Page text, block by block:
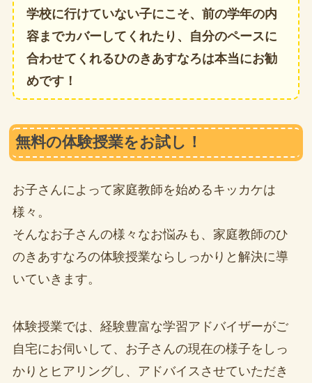
学校に行けていない子にこそ、前の学年の内
容までカバーしてくれたり、自分のペースに
合わせてくれるひのきあすなろは本当にお勧
めです！
無料の体験授業をお試し！
お子さんによって家庭教師を始めるキッカケは
様々。
そんなお子さんの様々なお悩みも、家庭教師のひ
のきあすなろの体験授業ならしっかりと解決に導
いていきます。
体験授業では、経験豊富な学習アドバイザーがご
自宅にお伺いして、お子さんの現在の様子をしっ
かりとヒアリングし、アドバイスさせていただき